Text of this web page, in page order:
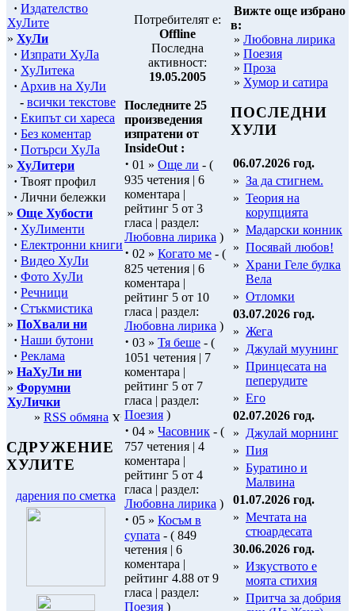
· Издателство
ХуЛите
» ХуЛи
· Изпрати ХуЛа
· ХуЛитека
· Архив на ХуЛи
- всички текстове
· Екипът си хареса
· Без коментар
· Потърси ХуЛа
» ХуЛитери
· Твоят профил
· Лични бележки
» Още Хубости
· ХуЛименти
· Електронни книги
· Видео ХуЛи
· Фото ХуЛи
· Речници
· Стъкмистика
» ПоХвали ни
· Наши бутони
· Реклама
» НаХуЛи ни
» Форумни
ХуЛички
» RSS обмяна
СДРУЖЕНИЕ
ХУЛИТЕ
дарения по сметка
Потребителят е:
Offline
Последна
активност:
19.05.2005
Последните 25
произведения
изпратени от
InsideOut :
· 01 » Още ли - (
935 четения | 6
коментара |
рейтинг 5 от 3
гласа | раздел:
Любовна лирика )
· 02 » Когато ме - (
825 четения | 6
коментара |
рейтинг 5 от 10
гласа | раздел:
Любовна лирика )
· 03 » Тя беше - (
1051 четения | 7
коментара |
рейтинг 5 от 7
гласа | раздел:
Поезия )
· 04 » Часовник - (
757 четения | 4
коментара |
рейтинг 5 от 4
гласа | раздел:
Любовна лирика )
· 05 » Косъм в
супата - ( 849
четения | 6
коментара |
рейтинг 4.88 от 9
гласа | раздел:
Поезия )
Вижте още избрано
в:
» Любовна лирика
» Поезия
» Проза
» Хумор и сатира
ПОСЛЕДНИ
ХУЛИ
06.07.2026 год.
» За да стигнем.
» Теория на
корупцията
» Мадарски конник
» Посявай любов!
» Храни Геле булка
Вела
» Отломки
03.07.2026 год.
» Жега
» Джулай муунинг
» Принцесата на
пеперудите
» Его
02.07.2026 год.
» Джулай морнинг
» Пия
» Буратино и
Малвина
01.07.2026 год.
» Мечтата на
стюардесата
30.06.2026 год.
» Изкуството е
моята стихия
» Притча за добрия